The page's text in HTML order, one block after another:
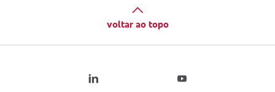
voltar ao topo